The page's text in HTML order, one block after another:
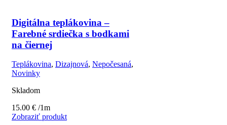
Digitálna teplákovina –
Farebné srdiečka s bodkami
na čiernej
Teplákovina, Dizajnová, Nepočesaná,
Novinky
Skladom
15.00 € /1m
Zobraziť produkt